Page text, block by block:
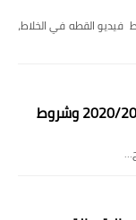
القطه في الخلاط،
تنسيق معهد فنى صحى 2020/2021 وشروط